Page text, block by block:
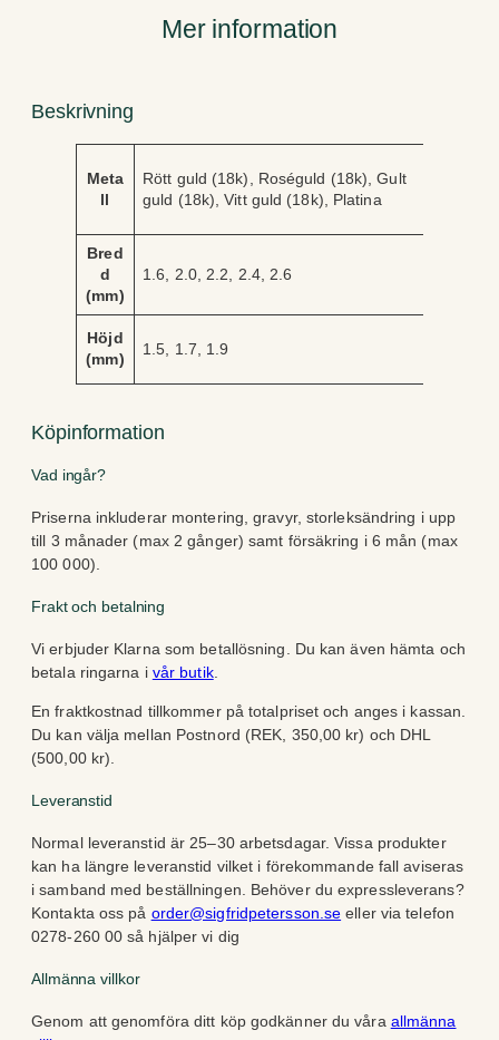
Mer information
Beskrivning
tt
u
d
e
Meta
ll
Rött guld (18k), Roséguld (18k), Gult
guld (18k), Vitt guld (18k), Platina
Bred
d
(mm)
1.6, 2.0, 2.2, 2.4, 2.6
Höjd
(mm)
1.5, 1.7, 1.9
Köpinformation
Vad ingår?
Priserna inkluderar montering, gravyr, storleksändring i upp
till 3 månader (max 2 gånger) samt försäkring i 6 mån (max
100 000).
Frakt och betalning
Vi erbjuder Klarna som betallösning. Du kan även hämta och
betala ringarna i vår butik.
En fraktkostnad tillkommer på totalpriset och anges i kassan.
Du kan välja mellan Postnord (REK, 350,00 kr) och DHL
(500,00 kr).
Leveranstid
Normal leveranstid är 25–30 arbetsdagar. Vissa produkter
kan ha längre leveranstid vilket i förekommande fall aviseras
i samband med beställningen. Behöver du expressleverans?
Kontakta oss på order@sigfridpetersson.se eller via telefon
0278-260 00 så hjälper vi dig
Allmänna villkor
Genom att genomföra ditt köp godkänner du våra allmänna